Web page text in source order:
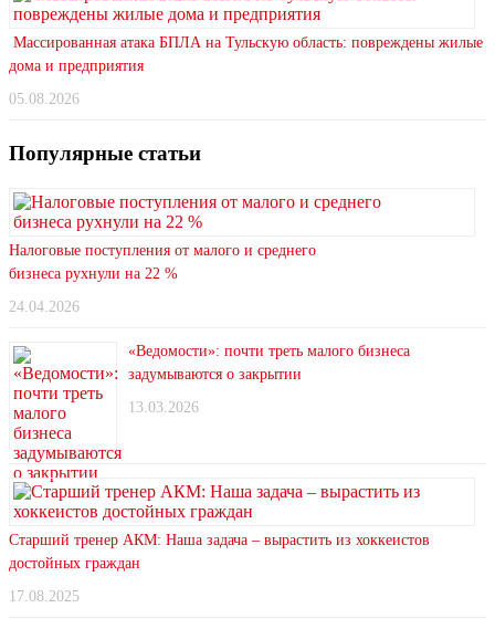
Массированная атака БПЛА на Тульскую область: повреждены жилые
дома и предприятия
05.08.2026
Популярные статьи
Налоговые поступления от малого и среднего
бизнеса рухнули на 22 %
24.04.2026
«Ведомости»: почти треть малого бизнеса
задумываются о закрытии
13.03.2026
Старший тренер АКМ: Наша задача – вырастить из хоккеистов
достойных граждан
17.08.2025